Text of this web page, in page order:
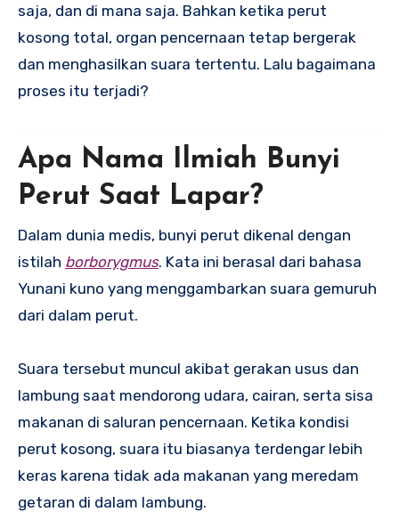
saja, dan di mana saja. Bahkan ketika perut
kosong total, organ pencernaan tetap bergerak
dan menghasilkan suara tertentu. Lalu bagaimana
proses itu terjadi?
Apa Nama Ilmiah Bunyi
Perut Saat Lapar?
Dalam dunia medis, bunyi perut dikenal dengan
istilah borborygmus. Kata ini berasal dari bahasa
Yunani kuno yang menggambarkan suara gemuruh
dari dalam perut.
Suara tersebut muncul akibat gerakan usus dan
lambung saat mendorong udara, cairan, serta sisa
makanan di saluran pencernaan. Ketika kondisi
perut kosong, suara itu biasanya terdengar lebih
keras karena tidak ada makanan yang meredam
getaran di dalam lambung.